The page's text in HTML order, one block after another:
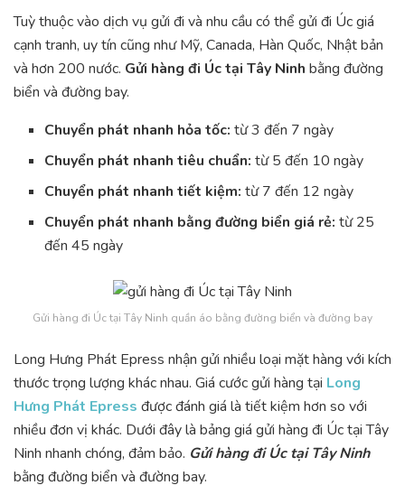
Tuỳ thuộc vào dịch vụ gửi đi và nhu cầu có thể gửi đi Úc giá
cạnh tranh, uy tín cũng như Mỹ, Canada, Hàn Quốc, Nhật bản
và hơn 200 nước. Gửi hàng đi Úc tại Tây Ninh bằng đường
biển và đường bay.
Chuyển phát nhanh hỏa tốc: từ 3 đến 7 ngày
Chuyển phát nhanh tiêu chuẩn: từ 5 đến 10 ngày
Chuyển phát nhanh tiết kiệm: từ 7 đến 12 ngày
Chuyển phát nhanh bằng đường biển giá rẻ: từ 25
đến 45 ngày
Gửi hàng đi Úc tại Tây Ninh quần áo bằng đường biển và đường bay
Long Hưng Phát Epress nhận gửi nhiều loại mặt hàng với kích
thước trọng lượng khác nhau. Giá cước gửi hàng tại Long
Hưng Phát Epress được đánh giá là tiết kiệm hơn so với
nhiều đơn vị khác. Dưới đây là bảng giá gửi hàng đi Úc tại Tây
Ninh nhanh chóng, đảm bảo. Gửi hàng đi Úc tại Tây Ninh
bằng đường biển và đường bay.